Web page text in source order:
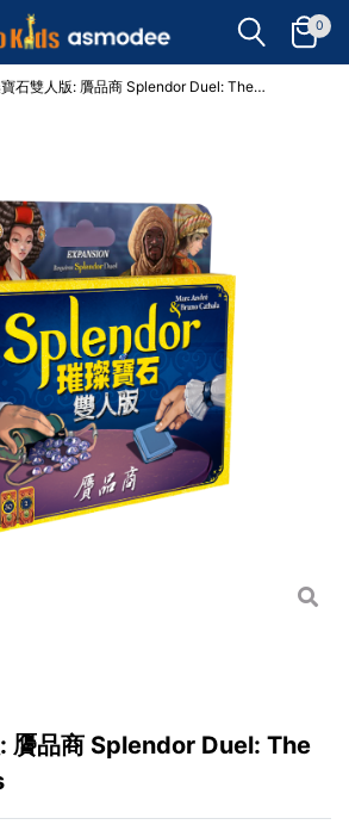
0
石雙人版: 贗品商 Splendor Duel: The
贗品商 Splendor Duel: The